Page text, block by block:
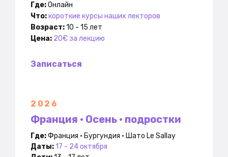
Где:Онлайн
Что:короткие курсы наших лекторов
Возраст:10 - 15 лет
Цена: 20€ за лекцию
Записаться
2026
Франция • Осень • подростки
Где:Франция • Бургундия • Шато Le Sallay
Даты:17 - 24 октября